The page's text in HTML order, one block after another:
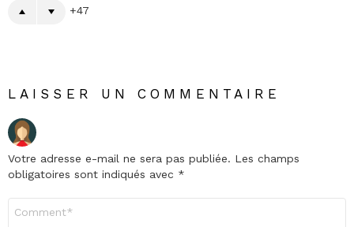
47
LAISSER UN COMMENTAIRE
Votre adresse e-mail ne sera pas publiée. Les champs
obligatoires sont indiqués avec *